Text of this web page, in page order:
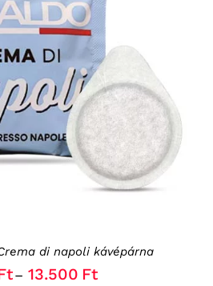
THIS
PRODUCT
HAS
MULTIPLE
VARIANTS.
THE
OPTIONS
PRODUCT
PAGE
/ RÉSZLETEK
di napoli kávépárna
– 13.500 Ft